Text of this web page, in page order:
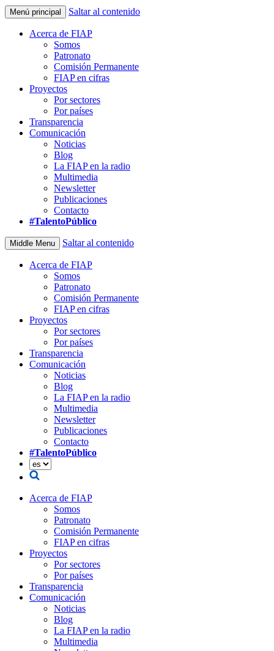
Menú principal Saltar al contenido
Acerca de FIAP
Somos
Patronato
Comisión Permanente
FIAP en cifras
Proyectos
Por sectores
Por países
Transparencia
Comunicación
Noticias
Blog
La FIAP en la radio
Multimedia
Newsletter
Publicaciones
Contacto
#TalentoPúblico
Middle Menu Saltar al contenido
Acerca de FIAP
Somos
Patronato
Comisión Permanente
FIAP en cifras
Proyectos
Por sectores
Por países
Transparencia
Comunicación
Noticias
Blog
La FIAP en la radio
Multimedia
Newsletter
Publicaciones
Contacto
#TalentoPúblico
Acerca de FIAP
Somos
Patronato
Comisión Permanente
FIAP en cifras
Proyectos
Por sectores
Por países
Transparencia
Comunicación
Noticias
Blog
La FIAP en la radio
Multimedia